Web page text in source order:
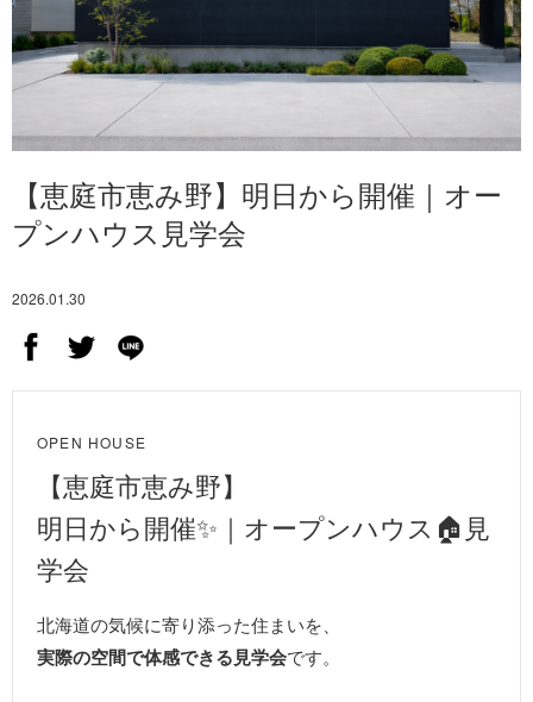
【恵庭市恵み野】明日から開催｜オー
プンハウス見学会
2026.01.30
OPEN HOUSE
【恵庭市恵み野】
明日から開催✨️｜オープンハウス🏠️見
学会
北海道の気候に寄り添った住まいを、
実際の空間で体感できる見学会です。